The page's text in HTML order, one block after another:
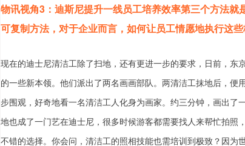
物讯视角3：迪斯尼提升一线员工培养效率第三个方法
可复制方法，对于企业而言，如何让员工情愿地执行这
现在的迪士尼清洁工除了扫地，还有更进一步的要求，日前，东
的一些新本领。他们派出了两名画画部队。两清洁工抹地后，便
步围观，好奇地看一名清洁工人化身为画家。约三分钟，画出了
地也成了一门艺在迪士尼，很多时候游客都需要找人来帮忙拍照
不错的选择。你会问，清洁工的照相技能也需培训到极致？因为